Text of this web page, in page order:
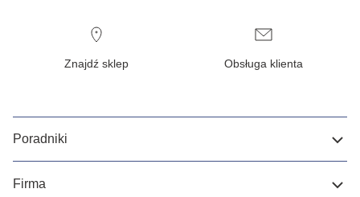
Znajdź sklep Obsługa klienta
Poradniki
Firma